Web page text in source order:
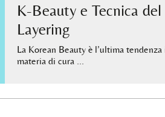
K-Beauty e Tecnica del
Layering
La Korean Beauty è l’ultima tendenza
materia di cura …